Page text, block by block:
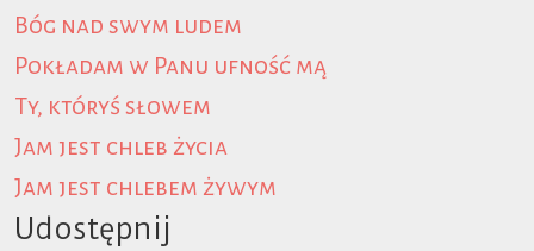
Bóg nad swym ludem
Pokładam w Panu ufność mą
Ty, któryś słowem
Jam jest chleb życia
Jam jest chlebem żywym
Udostępnij